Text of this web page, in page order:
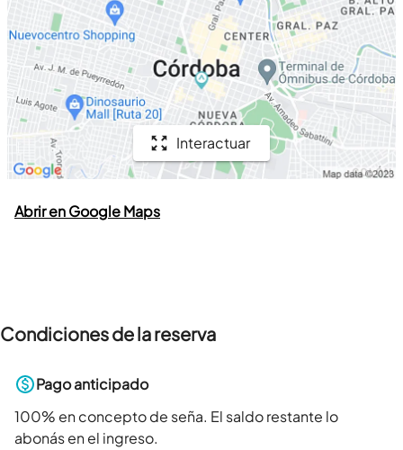
Interactuar
Abrir en Google Maps
Condiciones de la reserva
Pago anticipado
100% en concepto de seña. El saldo restante lo
abonás en el ingreso.